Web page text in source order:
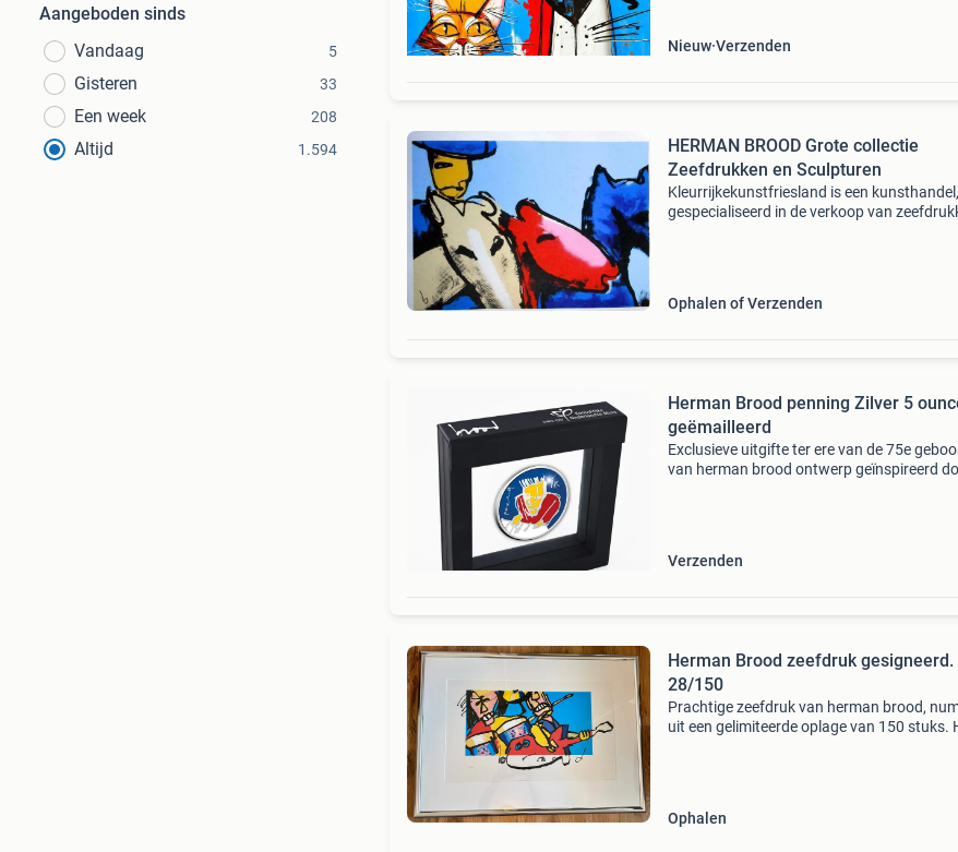
Aangeboden sinds
Vandaag
5
Gisteren 33
Een week 208
Altijd 1.594
Nieuw Verzenden
HERMAN BROOD Grote collectie
Zeefdrukken en Sculpturen
Kleurrijkekunstfriesland is een kunsthandel,
gespecialiseerd in de verkoop van
Ophalen of Verzenden
Herman Brood penning Zilver 5
geëmailleerd
Exclusieve uitgifte ter ere van de 75e
van herman brood ontwerp geïnspireerd
Verzenden
Herman Brood zeefdruk gesigneerd.
28/150
Prachtige zeefdruk van herman brood,
uit een gelimiteerde oplage van 150 stuks.
Ophalen